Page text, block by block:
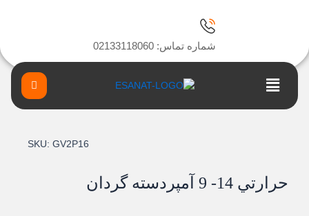
شماره تماس: 02133118060
Main
Menu
SKU: GV2P16
حرارتي 14- 9 آمپردسته گردان